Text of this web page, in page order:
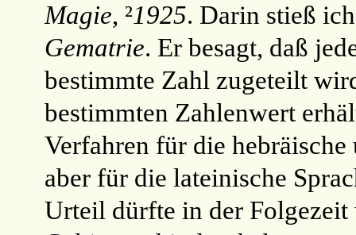
Magie, ²1925. Darin stieß
Gematrie. Er besagt, daß
bestimmte Zahl zugeteilt
bestimmten Zahlenwert
Verfahren für die
aber für die lateinische
Urteil dürfte in der Folgezeit